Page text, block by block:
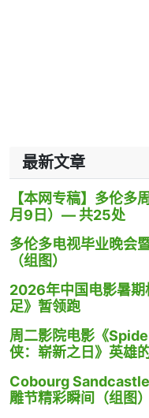
最新文章
【本网专稿】多伦
月9日）— 共25处
多伦多电视毕业晚会
（组图）
2026年中国电影暑
足》暂领跑
周二影院电影《
侠：崭新之日》英雄
Cobourg
雕节精彩瞬间（组图）